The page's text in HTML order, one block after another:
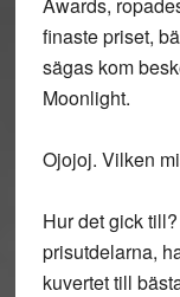
finaste priset,
sägas kom
Moonlight.
Ojojoj. Vilken
Hur det gick
prisutdelarna,
kuvertet till